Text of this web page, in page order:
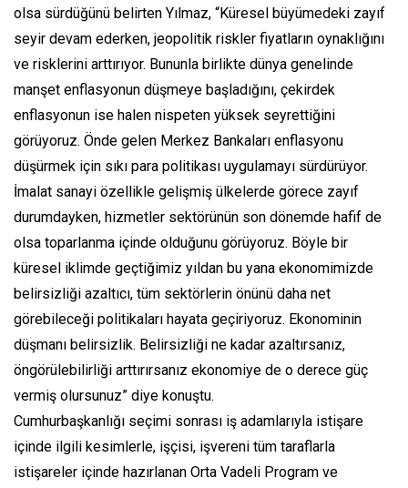
olsa sürdüğünü belirten Yılmaz, “Küresel büyümedeki zayıf
seyir devam ederken, jeopolitik riskler fiyatların oynaklığını
ve risklerini arttırıyor. Bununla birlikte dünya genelinde
manşet enflasyonun düşmeye başladığını, çekirdek
enflasyonun ise halen nispeten yüksek seyrettiğini
görüyoruz. Önde gelen Merkez Bankaları enflasyonu
düşürmek için sıkı para politikası uygulamayı sürdürüyor.
İmalat sanayi özellikle gelişmiş ülkelerde görece zayıf
durumdayken, hizmetler sektörünün son dönemde hafif de
olsa toparlanma içinde olduğunu görüyoruz. Böyle bir
küresel iklimde geçtiğimiz yıldan bu yana ekonomimizde
belirsizliği azaltıcı, tüm sektörlerin önünü daha net
görebileceği politikaları hayata geçiriyoruz. Ekonominin
düşmanı belirsizlik. Belirsizliği ne kadar azaltırsanız,
öngörülebilirliği arttırırsanız ekonomiye de o derece güç
vermiş olursunuz” diye konuştu.
Cumhurbaşkanlığı seçimi sonrası iş adamlarıyla istişare
içinde ilgili kesimlerle, işçisi, işvereni tüm taraflarla
istişareler içinde hazırlanan Orta Vadeli Program ve